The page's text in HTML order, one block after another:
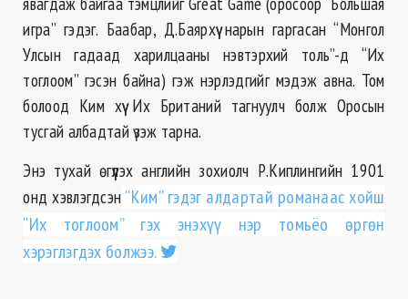
игра” гэдэг. Баабар, Д.Баярхүү нарын гаргасан “Монгол
Улсын гадаад харилцааны нэвтэрхий толь”-д “Их
тоглоом” гэсэн байна) гэж нэрлэдгийг мэдэж авна. Том
болоод Ким хүү Их Британий тагнуулч болж Оросын
тусгай албадтай үзэж тарна.
Энэ тухай өгүүлэх английн зохиолч Р.Киплингийн 1901
онд хэвлэгдсэн “Ким” гэдэг алдартай романаас хойш
“Их тоглоом” гэх энэхүү нэр томьёо өргөн
хэрэглэгдэх болжээ.